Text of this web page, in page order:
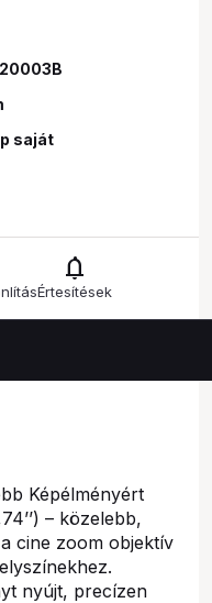
saját
notifications
Értesítések
Képélményért
– közelebb,
cine zoom objektív
nyújt, precízen